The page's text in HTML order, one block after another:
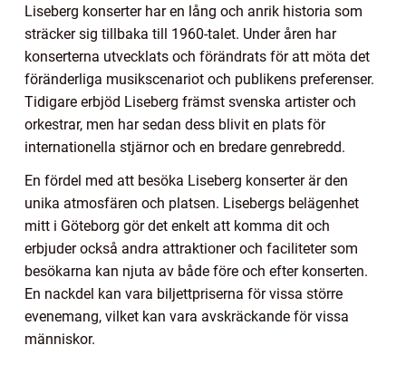
Liseberg konserter har en lång och anrik historia som
sträcker sig tillbaka till 1960-talet. Under åren har
konserterna utvecklats och förändrats för att möta det
föränderliga musikscenariot och publikens preferenser.
Tidigare erbjöd Liseberg främst svenska artister och
orkestrar, men har sedan dess blivit en plats för
internationella stjärnor och en bredare genrebredd.
En fördel med att besöka Liseberg konserter är den
unika atmosfären och platsen. Lisebergs belägenhet
mitt i Göteborg gör det enkelt att komma dit och
erbjuder också andra attraktioner och faciliteter som
besökarna kan njuta av både före och efter konserten.
En nackdel kan vara biljettpriserna för vissa större
evenemang, vilket kan vara avskräckande för vissa
människor.